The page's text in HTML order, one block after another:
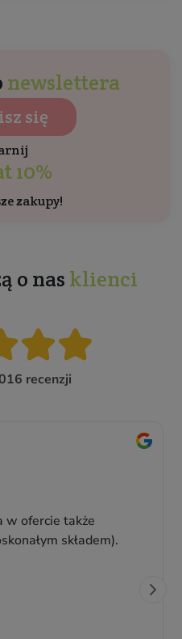
newslettera
się
10%
zakupy!
o nas klienci